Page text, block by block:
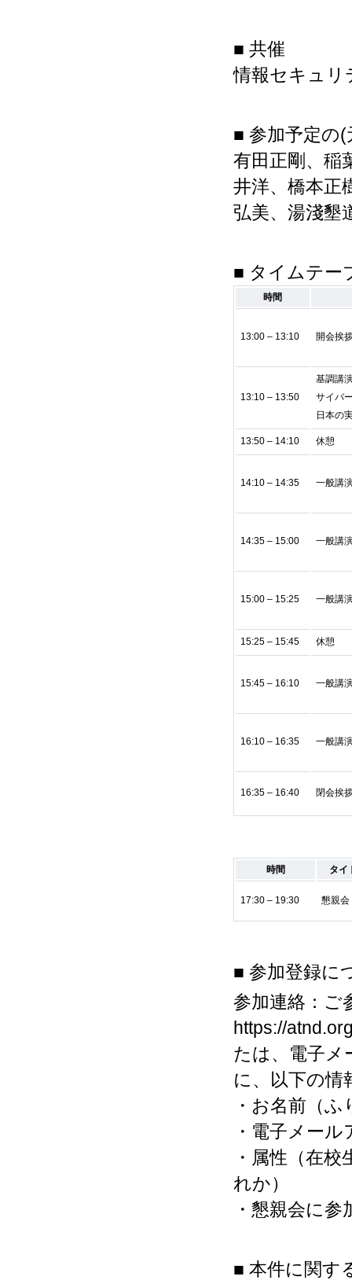
■ 共催
情報セキュリ
■ 参加予定の(
有田正剛、稲
井洋、橋本正
弘美、湯淺墾
■ タイムテー
時間
13:00 – 13:10 開会挨
13:10 – 13:50
基調講
サイバ
日本の
13:50 – 14:10 休憩
14:10 – 14:35 一般講
14:35 – 15:00 一般講
15:00 – 15:25 一般講
15:25 – 15:45 休憩
15:45 – 16:10 一般講
16:10 – 16:35 一般講
16:35 – 16:40 閉会挨
時間 タイ
17:30 – 19:30 懇親会
■ 参加登録に
参加連絡：ご
https://
たは、電子メ
に、以下の情
・お名前（
・電子メー
・属性（在
れか）
・懇親会に
■ 本件に関す